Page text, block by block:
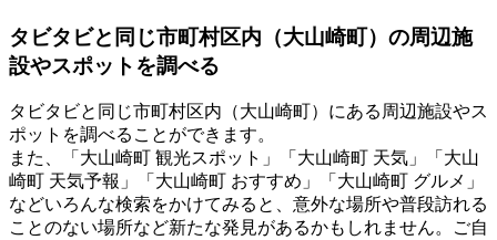
タビタビと同じ市町村区内（大山崎町）の周辺施
設やスポットを調べる
タビタビと同じ市町村区内（大山崎町）にある周辺施設やス
ポットを調べることができます。
また、「大山崎町 観光スポット」「大山崎町 天気」「大山
崎町 天気予報」「大山崎町 おすすめ」「大山崎町 グルメ」
などいろんな検索をかけてみると、意外な場所や普段訪れる
ことのない場所など新たな発見があるかもしれません。ご自